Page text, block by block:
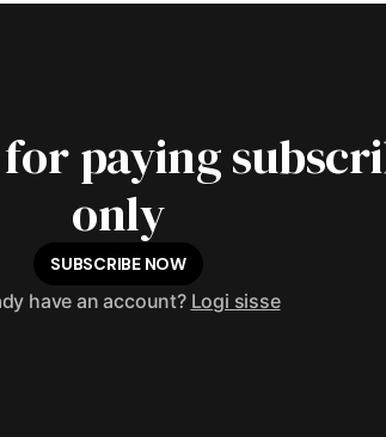
paying
only
SUBSCRIBE NOW
have an account? Logi sisse